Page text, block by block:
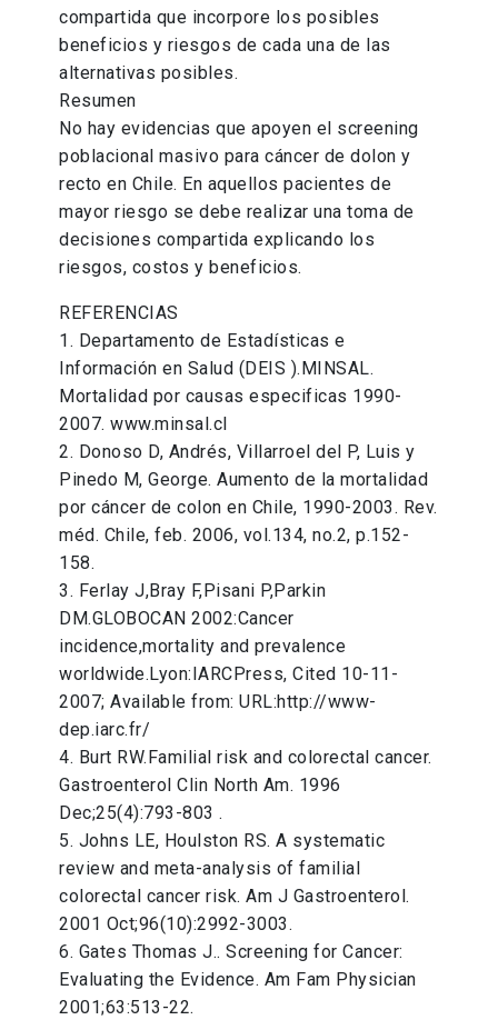
compartida que incorpore los posibles
beneficios y riesgos de cada una de las
alternativas posibles.
Resumen
No hay evidencias que apoyen el screening
poblacional masivo para cáncer de dolon y
recto en Chile. En aquellos pacientes de
mayor riesgo se debe realizar una toma de
decisiones compartida explicando los
riesgos, costos y beneficios.
REFERENCIAS
1. Departamento de Estadísticas e
Información en Salud (DEIS ).MINSAL.
Mortalidad por causas especificas 1990-
2007. www.minsal.cl
2. Donoso D, Andrés, Villarroel del P, Luis y
Pinedo M, George. Aumento de la mortalidad
por cáncer de colon en Chile, 1990-2003. Rev.
méd. Chile, feb. 2006, vol.134, no.2, p.152-
158.
3. Ferlay J,Bray F,Pisani P,Parkin
DM.GLOBOCAN 2002:Cancer
incidence,mortality and prevalence
worldwide.Lyon:IARCPress, Cited 10-11-
2007; Available from: URL:http://www-
dep.iarc.fr/
4. Burt RW.Familial risk and colorectal cancer.
Gastroenterol Clin North Am. 1996
Dec;25(4):793-803 .
5. Johns LE, Houlston RS. A systematic
review and meta-analysis of familial
colorectal cancer risk. Am J Gastroenterol.
2001 Oct;96(10):2992-3003.
6. Gates Thomas J.. Screening for Cancer:
Evaluating the Evidence. Am Fam Physician
2001;63:513-22.